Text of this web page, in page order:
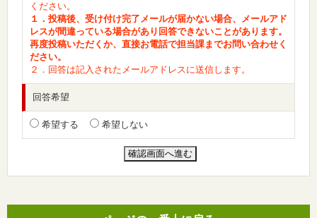
ください。
１．投稿後、受け付け完了メールが届かない場合、メールアド
レスが間違っている場合があり回答できないことがあります。
再度投稿いただくか、直接お電話で担当課までお問い合わせく
ださい。
２．回答は記入されたメールアドレスに送信します。
回答希望
希望する 希望しない